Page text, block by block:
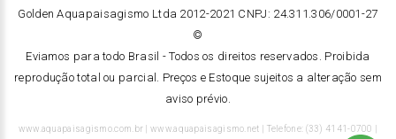
Golden Aquapaisagismo Ltda 2012-2021 CNPJ: 24.311.306/0001-27
©
Eviamos para todo Brasil -Todos os direitos reservados. Proibida
reprodução total ou parcial. Preços e Estoque sujeitos a alteração sem
aviso prévio.
www.aquapaisagismo.com.br | www.aquapaisagismo.net | Telefone: (33) 4141-0700 |